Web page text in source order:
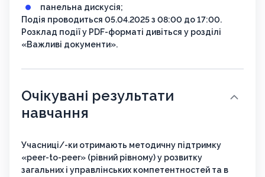
панельна дискусія;
Подія проводиться 05.04.2025 з 08:00 до 17:00.
Розклад події у PDF-форматі дивіться у розділі
«Важливі документи».
Очікувані результати
навчання
Учасниці/-ки отримають методичну підтримку
«peer-to-peer» (рівний рівному) у розвитку
загальних і управлінських компетентностей та в